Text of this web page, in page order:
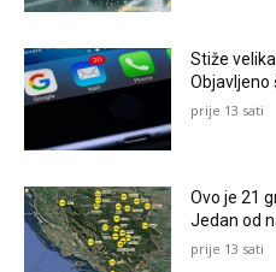
Stiže
Objavljeno
prije 13 sati
Ovo je 21
Jedan od
prije 13 sati